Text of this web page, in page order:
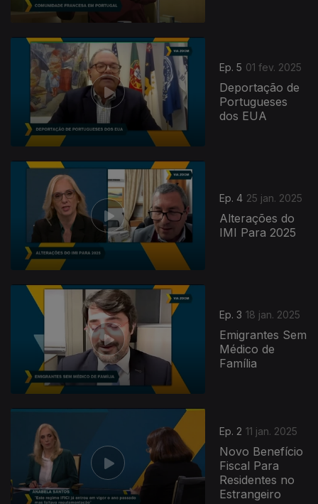
Ep. 5 01 fev. 2025
Deportação de
Portugueses
dos EUA
Ep. 4 25 jan. 2025
Alterações do
IMI Para 2025
Ep. 3 18 jan. 2025
Emigrantes Sem
Médico de
Família
Ep. 2 11 jan. 2025
Novo Benefício
Fiscal Para
Residentes no
Estrangeiro